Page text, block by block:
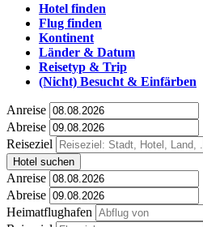
Hotel finden
Flug finden
Kontinent
Länder & Datum
Reisetyp & Trip
(Nicht) Besucht & Einfärben
Anreise
Abreise
Reiseziel
Hotel suchen
Anreise
Abreise
Heimatflughafen